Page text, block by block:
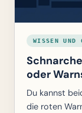
WISSEN UND
oder
Du kannst
die roten